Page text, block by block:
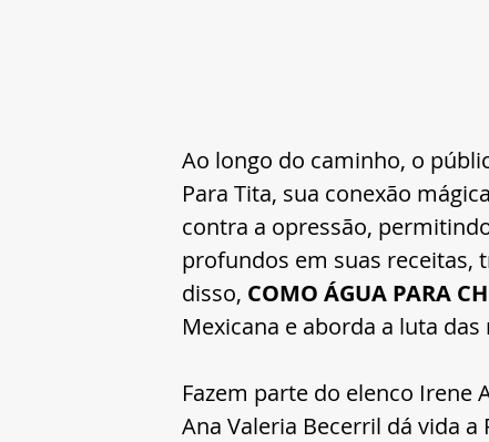
Ao longo do caminho, o
Para Tita, sua conexão
contra a opressão,
profundos em suas receitas,
disso, COMO ÁGUA PARA
Mexicana e aborda a luta
Fazem parte do elenco Irene
Ana Valeria Becerril dá vida